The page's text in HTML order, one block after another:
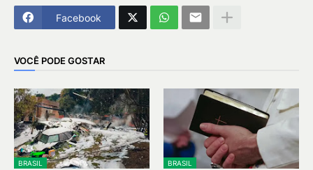
Facebook
VOCÊ PODE GOSTAR
BRASIL BRASIL